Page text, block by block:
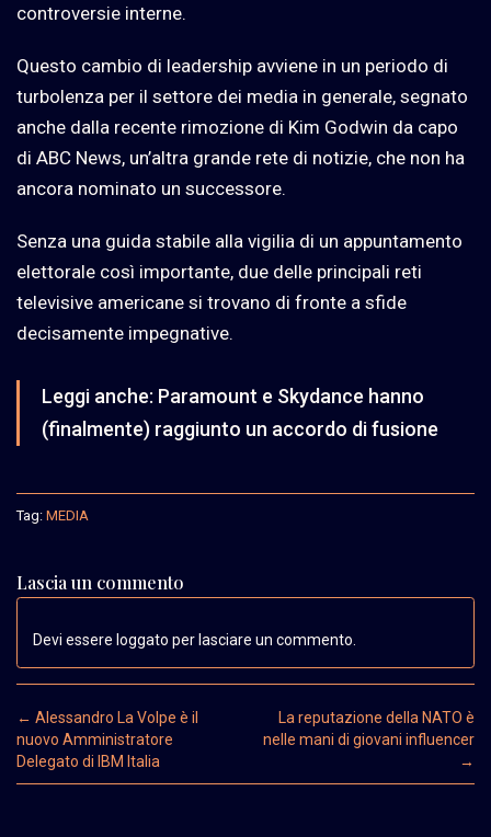
controversie interne.
Questo cambio di leadership avviene in un periodo di
turbolenza per il settore dei media in generale, segnato
anche dalla recente rimozione di Kim Godwin da capo
di ABC News, un’altra grande rete di notizie, che non ha
ancora nominato un successore.
Senza una guida stabile alla vigilia di un appuntamento
elettorale così importante, due delle principali reti
televisive americane si trovano di fronte a sfide
decisamente impegnative.
Leggi anche: Paramount e Skydance hanno
(finalmente) raggiunto un accordo di fusione
Tag: MEDIA
Lascia un commento
Devi essere loggato per lasciare un commento.
Post navigation
← Alessandro La Volpe è il
nuovo Amministratore
Delegato di IBM Italia
La reputazione della NATO è
nelle mani di giovani influencer
→